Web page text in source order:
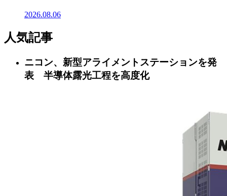
2026.08.06
人気記事
ニコン、新型アライメントステーションを発
表 半導体露光工程を高度化